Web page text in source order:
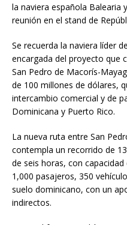
la naviera española Balearia
reunión en el stand de
Se recuerda la naviera líder
encargada del proyecto que
San Pedro de Macorís-
de 100 millones de dólares,
intercambio comercial y de
Dominicana y Puerto Rico.
La nueva ruta entre San
contempla un recorrido de
de seis horas, con
1,000 pasajeros, 350
suelo dominicano, con un
indirectos.